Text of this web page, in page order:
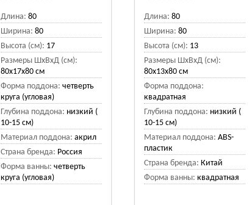
Длина: 80
Ширина: 80
Высота (см): 17
Размеры ШхВхД (см):
80x17x80 см
Форма поддона: четверть
круга (угловая)
Глубина поддона: низкий (
10-15 см)
Материал поддона: акрил
Страна бренда: Россия
Форма ванны: четверть
круга (угловая)
Длина: 80
Ширина: 80
Высота (см): 13
Размеры ШхВхД (см):
80x13x80 см
Форма поддона:
квадратная
Глубина поддона: низкий (
10-15 см)
Материал поддона: ABS-
пластик
Страна бренда: Китай
Форма ванны: квадратная